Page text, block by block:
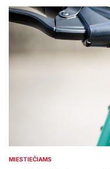
by
POSTED
MIESTIEČIAMS